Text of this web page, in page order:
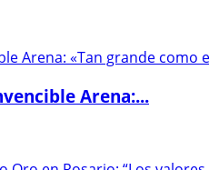
Arena:...